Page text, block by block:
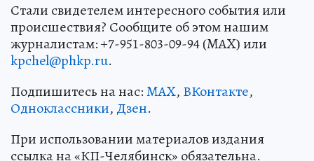
Стали свидетелем интересного события или
происшествия? Сообщите об этом нашим
журналистам: +7-951-803-09-94 (MAX) или
kpchel@phkp.ru.
Подпишитесь на нас:MAX, ВКонтакте,
Одноклассники, Дзен.
При использовании материалов издания
ссылка на «КП-Челябинск» обязательна.